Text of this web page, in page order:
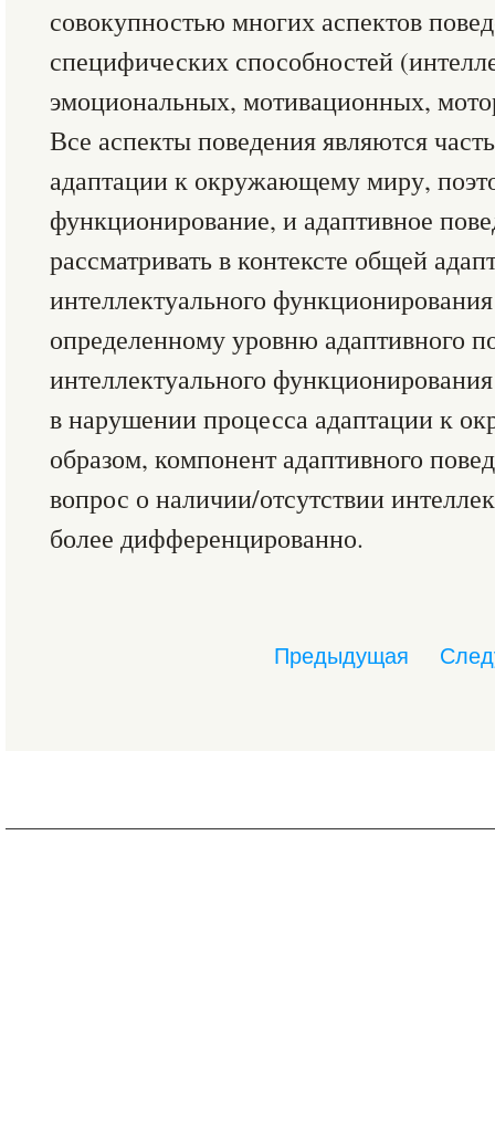
совокупностью многих аспектов
специфических способностей
эмоциональных, мотивационных,
Все аспекты поведения являются
адаптации к окружающему миру,
функционирование, и адаптивное
рассматривать в контексте общей
интеллектуального функционирования
определенному уровню адаптивного
интеллектуального
в нарушении процесса адаптации к
образом, компонент адаптивного
вопрос о наличии/отсутствии
более дифференцированно.
Предыдущая